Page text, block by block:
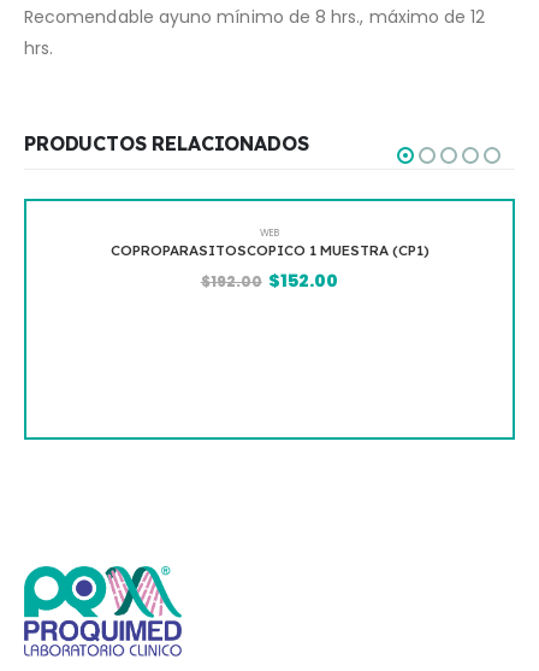
Recomendable ayuno mínimo de 8 hrs., máximo de 12
hrs.
PRODUCTOS RELACIONADOS
1 MUESTRA (CP1) COLESTEROL